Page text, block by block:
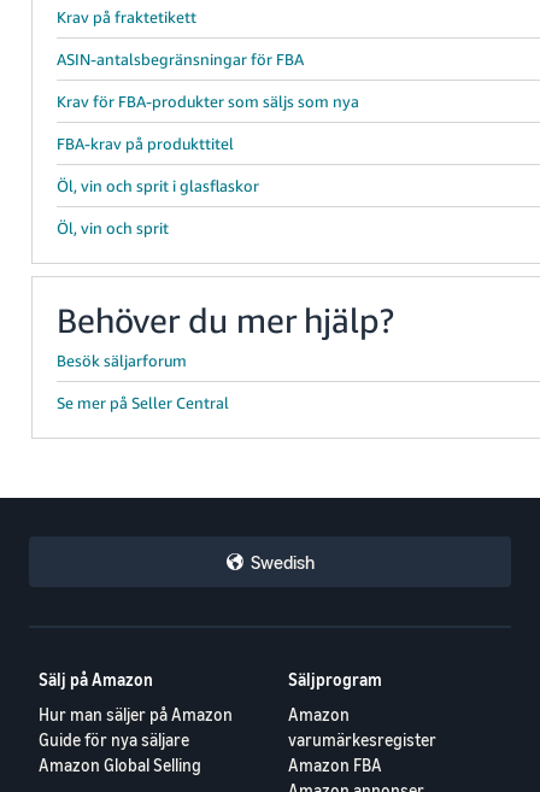
Krav på fraktetikett
ASIN-antalsbegränsningar för FBA
Krav för FBA-produkter som säljs som nya
FBA-krav på produkttitel
Öl, vin och sprit i glasflaskor
Öl, vin och sprit
Behöver du mer hjälp?
Besök säljarforum
Se mer på Seller Central
Swedish
Sälj på Amazon
Hur man säljer på Amazon
Guide för nya säljare
Amazon Global Selling
Säljprogram
Amazon
varumärkesregister
Amazon FBA